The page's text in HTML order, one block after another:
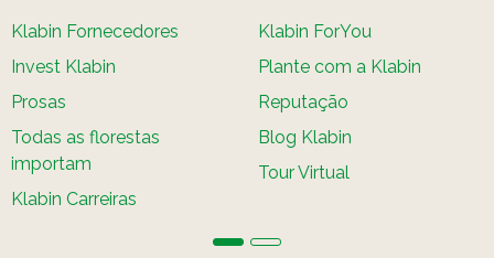
Klabin Fornecedores
Invest Klabin
Prosas
Todas as florestas
importam
Klabin Carreiras
Klabin ForYou
Plante com a Klabin
Reputação
Blog Klabin
Tour Virtual